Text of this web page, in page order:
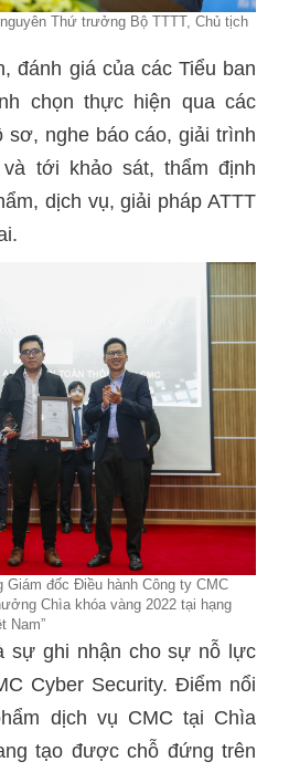
Thứ trưởng Bộ TTTT, Chủ tịch
đánh giá của các Tiểu ban
chọn thực hiện qua các
sơ, nghe báo cáo, giải trình
tới khảo sát, thẩm định
dịch vụ, giải pháp ATTT
Giám đốc Điều hành Công ty CMC
Chìa khóa vàng 2022 tại hạng
Nam”
sự ghi nhận cho sự nỗ lực
Cyber Security. Điểm nổi
dịch vụ CMC tại Chìa
tạo được chỗ đứng trên